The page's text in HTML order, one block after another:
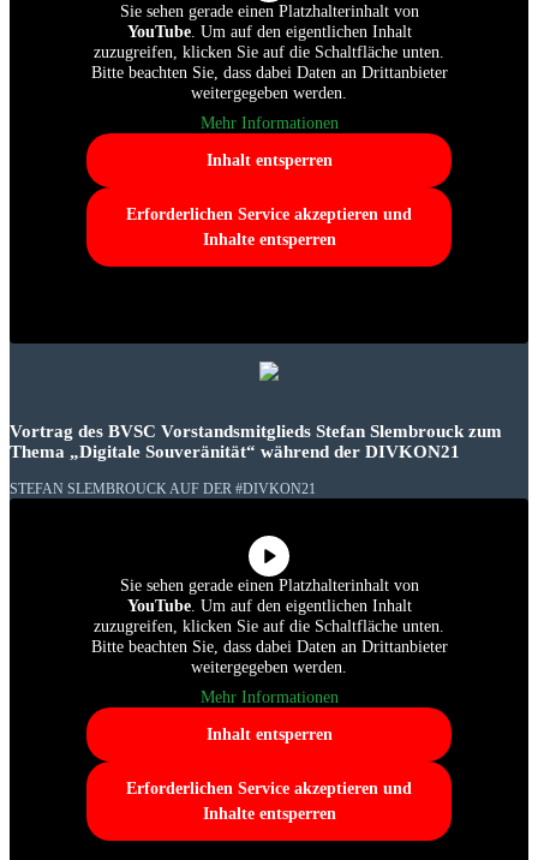
Sie sehen gerade einen Platzhalterinhalt von
YouTube. Um auf den eigentlichen Inhalt
zuzugreifen, klicken Sie auf die Schaltfläche unten.
Bitte beachten Sie, dass dabei Daten an Drittanbieter
weitergegeben werden.
Mehr Informationen
Inhalt entsperren
Erforderlichen Service akzeptieren und
Inhalte entsperren
Vortrag des BVSC Vorstandsmitglieds Stefan Slembrouck zum
Thema „Digitale Souveränität“ während der DIVKON21
STEFAN SLEMBROUCK AUF DER #DIVKON21
Sie sehen gerade einen Platzhalterinhalt von
YouTube. Um auf den eigentlichen Inhalt
zuzugreifen, klicken Sie auf die Schaltfläche unten.
Bitte beachten Sie, dass dabei Daten an Drittanbieter
weitergegeben werden.
Mehr Informationen
Inhalt entsperren
Erforderlichen Service akzeptieren und
Inhalte entsperren